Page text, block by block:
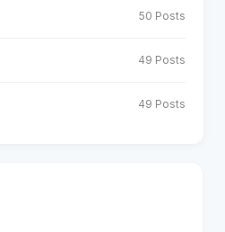
50 Posts
49 Posts
49 Posts